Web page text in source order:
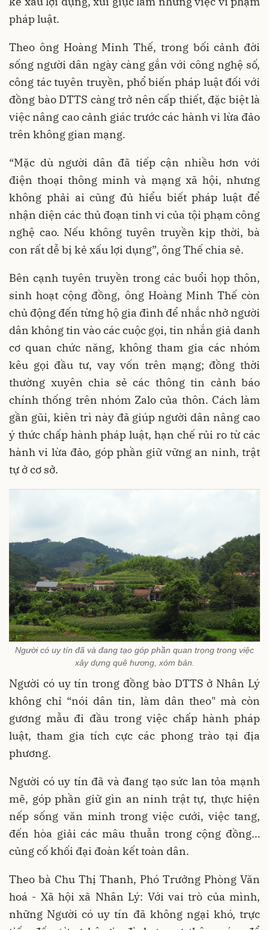
pháp luật.
Theo ông Hoàng Minh Thế, trong bối cảnh đời
sống người dân ngày càng gắn với công nghệ số,
công tác tuyên truyền, phổ biến pháp luật đối với
đồng bào DTTS càng trở nên cấp thiết, đặc biệt là
việc nâng cao cảnh giác trước các hành vi lừa đảo
trên không gian mạng.
“Mặc dù người dân đã tiếp cận nhiều hơn với
điện thoại thông minh và mạng xã hội, nhưng
không phải ai cũng đủ hiểu biết pháp luật để
nhận diện các thủ đoạn tinh vi của tội phạm công
nghệ cao. Nếu không tuyên truyền kịp thời, bà
con rất dễ bị kẻ xấu lợi dụng”, ông Thế chia sẻ.
Bên cạnh tuyên truyền trong các buổi họp thôn,
sinh hoạt cộng đồng, ông Hoàng Minh Thế còn
chủ động đến từng hộ gia đình để nhắc nhở người
dân không tin vào các cuộc gọi, tin nhắn giả danh
cơ quan chức năng, không tham gia các nhóm
kêu gọi đầu tư, vay vốn trên mạng; đồng thời
thường xuyên chia sẻ các thông tin cảnh báo
chính thống trên nhóm Zalo của thôn. Cách làm
gần gũi, kiên trì này đã giúp người dân nâng cao
ý thức chấp hành pháp luật, hạn chế rủi ro từ các
hành vi lừa đảo, góp phần giữ vững an ninh, trật
tự ở cơ sở.
Người có uy tín đã và đang tạo góp phần quan trọng trong việc
xây dựng quê hương, xóm bản.
Người có uy tín trong đồng bào DTTS ở Nhân Lý
không chỉ “nói dân tin, làm dân theo" mà còn
gương mẫu đi đầu trong việc chấp hành pháp
luật, tham gia tích cực các phong trào tại địa
phương.
Người có uy tín đã và đang tạo sức lan tỏa mạnh
mẽ, góp phần giữ gìn an ninh trật tự, thực hiện
nếp sống văn minh trong việc cưới, việc tang,
đến hòa giải các mâu thuẫn trong cộng đồng…
củng cố khối đại đoàn kết toàn dân.
Theo bà Chu Thị Thanh, Phó Trưởng Phòng Văn
hoá - Xã hội xã Nhân Lý: Với vai trò của mình,
những Người có uy tín đã không ngại khó, trực